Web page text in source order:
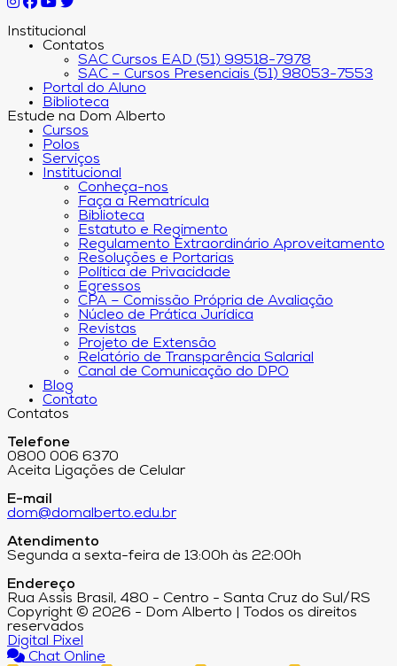
Institucional
Contatos
SAC Cursos EAD (51) 99518-7978
SAC – Cursos Presenciais (51) 98053-7553
Portal do Aluno
Biblioteca
Estude na Dom Alberto
Cursos
Polos
Serviços
Institucional
Conheça-nos
Faça a Rematrícula
Biblioteca
Estatuto e Regimento
Regulamento Extraordinário Aproveitamento
Resoluções e Portarias
Política de Privacidade
Egressos
CPA – Comissão Própria de Avaliação
Núcleo de Prática Jurídica
Revistas
Projeto de Extensão
Relatório de Transparência Salarial
Canal de Comunicação do DPO
Blog
Contato
Contatos
Telefone
0800 006 6370
Aceita Ligações de Celular
E-mail
dom@domalberto.edu.br
Atendimento
Segunda a sexta-feira de 13:00h às 22:00h
Endereço
Rua Assis Brasil, 480 - Centro - Santa Cruz do Sul/RS
Copyright © 2026 - Dom Alberto | Todos os direitos
reservados
Digital Pixel
Chat Online